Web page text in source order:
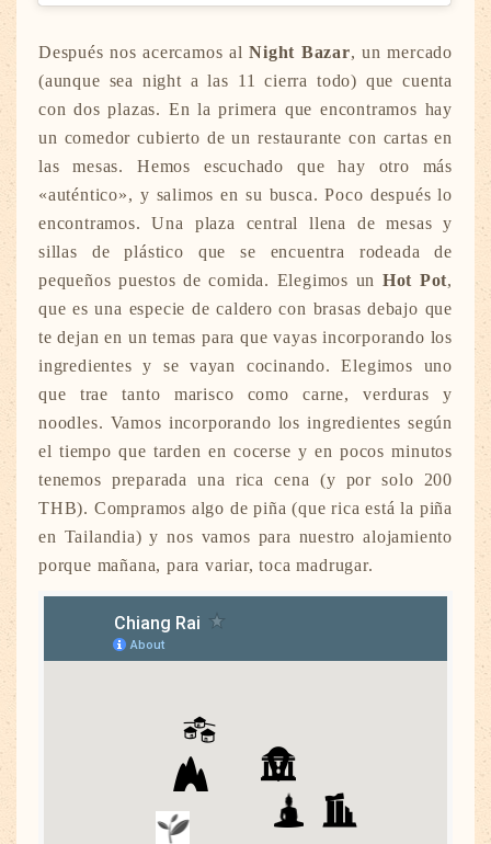
Después nos acercamos alNight Bazar, un mercado
(aunque sea night a las 11 cierra todo) que cuenta
con dos plazas. En la primera que encontramos hay
un comedor cubierto de un restaurante con cartas en
las mesas. Hemos escuchado que hay otro más
«auténtico», y salimos en su busca. Poco después lo
encontramos. Una plaza central llena de mesas y
sillas de plástico que se encuentra rodeada de
pequeños puestos de comida. Elegimos un Hot Pot,
que es una especie de caldero con brasas debajo que
te dejan en un temas para que vayas incorporando los
ingredientes y se vayan cocinando. Elegimos uno
que trae tanto marisco como carne, verduras y
noodles. Vamos incorporando los ingredientes según
el tiempo que tarden en cocerse y en pocos minutos
tenemos preparada una rica cena (y por solo 200
THB). Compramos algo de piña (que rica está la piña
en Tailandia) y nos vamos para nuestro alojamiento
porque mañana, para variar, toca madrugar.